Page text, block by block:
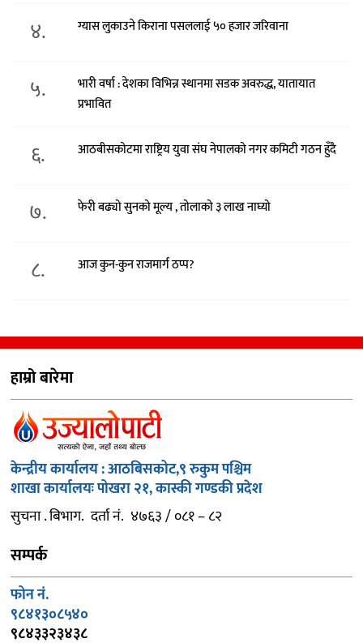
४. ग्यास लुकाउने किराना पसललाई ५० हजार जरिवाना
५.
भारी वर्षा : देशका विभिन्न स्थानमा सडक अवरुद्ध, यातायात
प्रभावित
६. आठबीसकोटमा राष्ट्रिय युवा संघ नेपालको नगर कमिटी गठन हुँदै
७. फेरी बढ्यो सुनको मूल्य , तोलाको ३ लाख नाघ्यो
८. आज कुन-कुन राजमार्ग ठप्प?
हाम्रो बारेमा
केन्द्रीय कार्यालय : आठबिसकोट,९ रुकुम पश्चिम
शाखा कार्यालयः पोखरा २१, कास्की गण्डकी प्रदेश
सुचना . बिभाग. दर्ता नं. ४७६३ / ०८१ – ८२
सम्पर्क
फोन नं.
९८४१३०८५४०
९८४३३२३४३८